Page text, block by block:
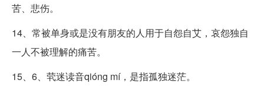
苦、悲伤。
14、常被单身或是没有朋友的人用于自怨自艾，哀怨独自
一人不被理解的痛苦。
15、6、茕迷读音qióng mí，是指孤独迷茫。